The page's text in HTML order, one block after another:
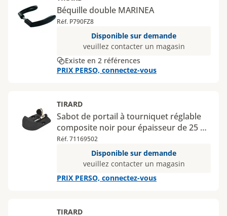
Béquille double MARINEA
Réf. P790FZ8
Disponible sur demande
veuillez contacter un magasin
Existe en 2 références
PRIX PERSO, connectez-vous
TIRARD
Sabot de portail à tourniquet réglable
composite noir pour épaisseur de 25 à
80 mm
Réf. 71169502
Disponible sur demande
veuillez contacter un magasin
PRIX PERSO, connectez-vous
TIRARD